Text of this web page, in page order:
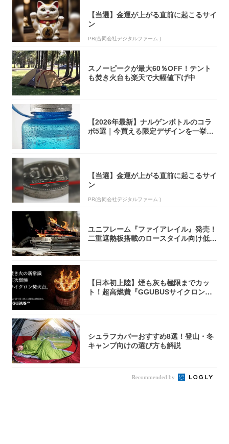
【当選】金運が上がる直前に起こるサイ
ン
PR(合同会社デジタルファーム )
スノーピークが最大60％OFF！テント
も焚き火台も楽天で大幅値下げ中
【2026年最新】ナルゲンボトルのコラ
ボ5選｜今買える限定デザインを一挙紹
【当選】金運が上がる直前に起こるサイ
ン
PR(合同会社デジタルファーム )
ユニフレーム『ファイアレイル』発売！
二重遮熱板搭載のロースタイル向け低型
【日本初上陸】煙も灰も極限までカッ
ト！超高燃費『GGUBUSサイクロン焚
シュラフカバーおすすめ8選！登山・冬
キャンプ向けの選び方も解説
Recommended by